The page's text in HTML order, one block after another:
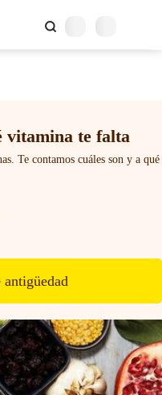
vitamina te falta
Te contamos cuáles son y a qué
antigüedad